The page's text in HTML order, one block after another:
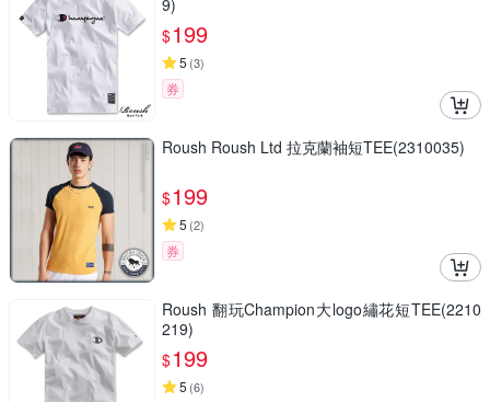
9)
$199
5 (3)
券
Roush Roush Ltd 拉克蘭袖短TEE(2310035)
$199
5 (2)
券
Roush 翻玩Champion大logo繡花短TEE(2210
219)
$199
5 (6)